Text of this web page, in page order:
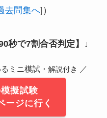
去問集へ]）
秒で7割合否判定】 ↓
ミニ模試・ 解説付き ／
擬試験
ージに行く